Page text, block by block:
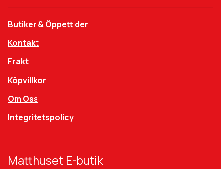
Butiker & Öppettider
Kontakt
Frakt
Köpvillkor
Om Oss
Integritetspolicy
Matthuset E-butik